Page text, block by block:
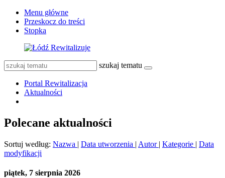
Menu główne
Przeskocz do treści
Stopka
szukaj tematu
Portal Rewitalizacja
Aktualności
Polecane aktualności
Sortuj według: Nazwa | Data utworzenia | Autor | Kategorie | Data
modyfikacji
piątek, 7 sierpnia 2026